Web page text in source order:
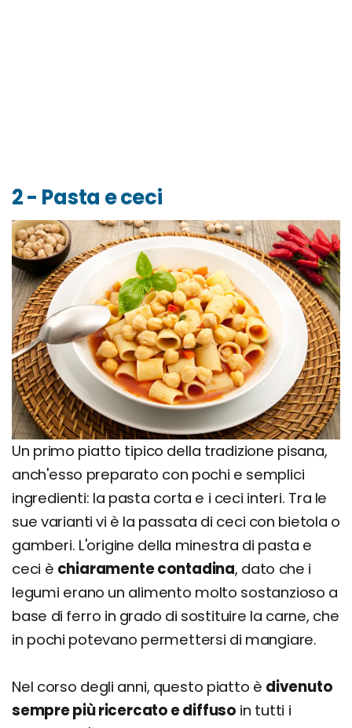
2 - Pasta e ceci
Un primo piatto tipico della tradizione pisana,
anch'esso preparato con pochi e semplici
ingredienti: la pasta corta e i ceci interi. Tra le
sue varianti vi è la passata di ceci con bietola o
gamberi. L'origine della minestra di pasta e
ceci è chiaramente contadina, dato che i
legumi erano un alimento molto sostanzioso a
base di ferro in grado di sostituire la carne, che
in pochi potevano permettersi di mangiare.
Nel corso degli anni, questo piatto è divenuto
sempre più ricercato e diffuso in tutti i